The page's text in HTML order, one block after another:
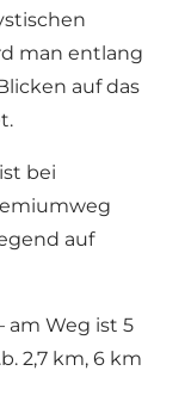
man entlang
auf das
bei
auf
am Weg ist 5
2,7 km, 6 km